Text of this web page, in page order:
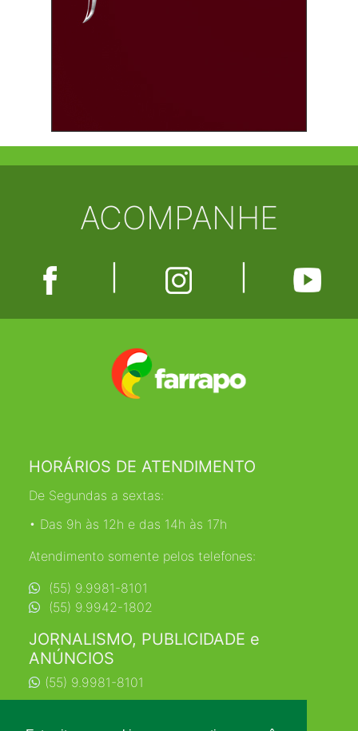
ACOMPANHE
HORÁRIOS DE ATENDIMENTO
De Segundas a sextas:
• Das 9h às 12h e das 14h às 17h
Atendimento somente pelos telefones:
(55) 9.9981-8101
(55) 9.9942-1802
JORNALISMO, PUBLICIDADE e
ANÚNCIOS
(55) 9.9981-8101